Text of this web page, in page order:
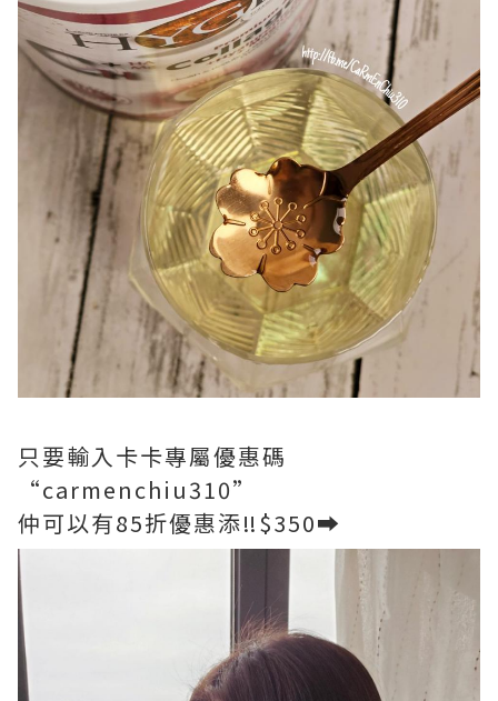
只要輸入卡卡專屬優惠碼
“carmenchiu310”
仲可以有85折優惠添‼️$350➡️